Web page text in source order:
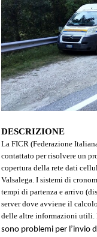
DESCRIZIONE
La FICR (Federazione
contattato per risolvere un
copertura della rete dati
Valsalega. I sistemi di
tempi di partenza e arrivo
serverdove avviene il
delle altre informazioni utili.
sono problemi per l’invio